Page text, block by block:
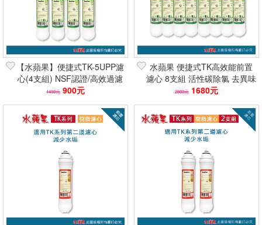
【水蘋果】便捷式TK-5UPP濾
心(4支組) NSF認證/高效過濾
10吋淨水器濾芯 快速到貨
1400元 900元
水蘋果 便捷式TK高效能前置
濾心 8支組 活性碳除氯 去異味
2倍吸附 快速到貨 可刷卡分期
2800元 1680元